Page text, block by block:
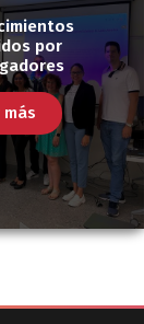
por
más